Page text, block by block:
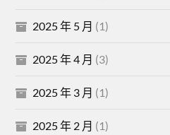
2025 年 5 月 (1)
2025 年 4 月 (3)
2025 年 3 月 (1)
2025 年 2 月 (1)